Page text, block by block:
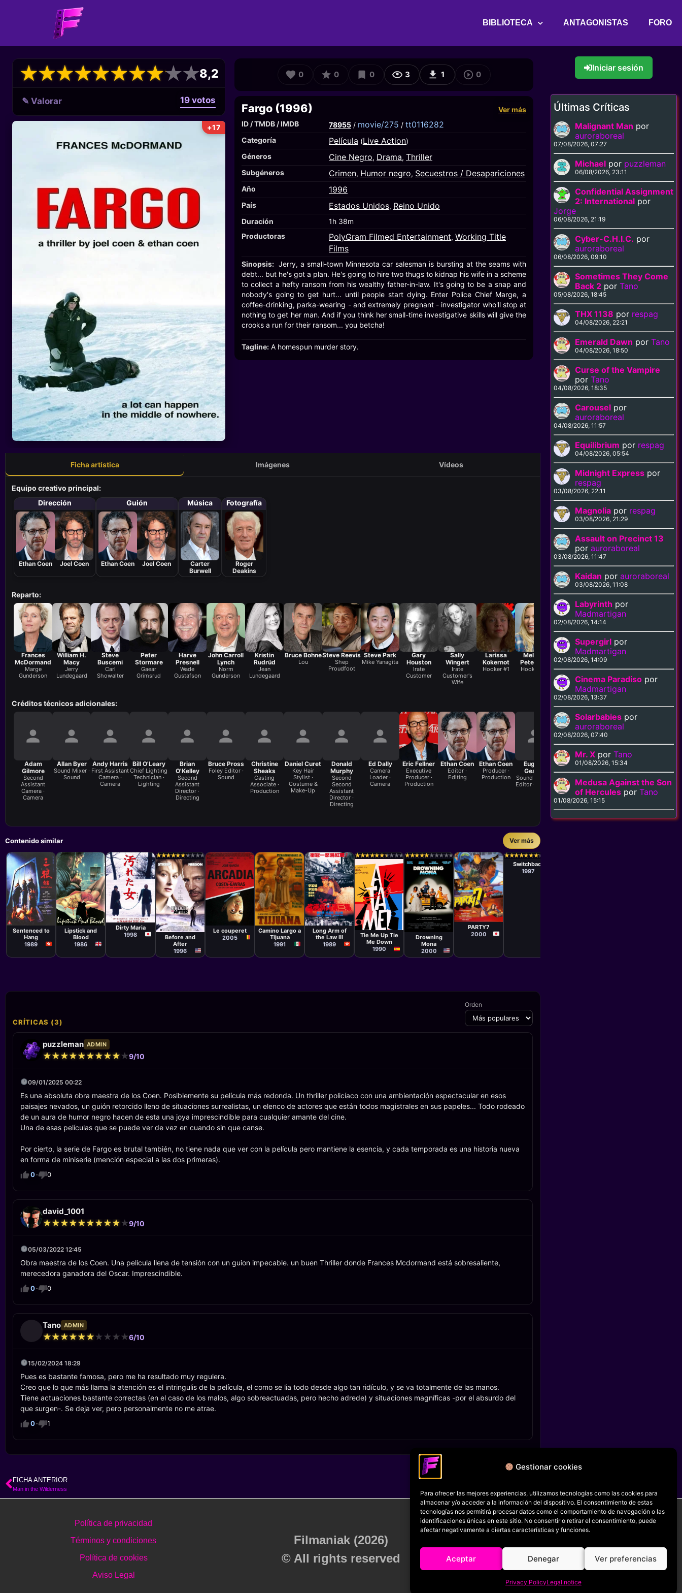
Gestionar cookies
Para ofrecer las mejores experiencias, utilizamos tecnologías como las cookies para
almacenar y/o acceder a la información del dispositivo. El consentimiento de estas
tecnologías nos permitirá procesar datos como el comportamiento de navegación o las
identificaciones únicas en este sitio. No consentir o retirar el consentimiento, puede
afectar negativamente a ciertas características y funciones.
Aceptar Denegar Ver preferencias
Privacy PolicyLegal notice
BIBLIOTECA ANTAGONISTAS FORO
★
★★
★★
★★
★★
★★
★★
★★
★★
★★
★8,2
✎ Valorar 19 votos
+17
0 0 0 3 1 0
Fargo (1996)
Ver más
ID / TMDB / IMDB
78955 / movie/275 / tt0116282
Categoría Película (Live Action)
Géneros
Cine Negro, Drama, Thriller
Subgéneros Crimen, Humor negro, Secuestros / Desapariciones
Año 1996
País Estados Unidos, Reino Unido
Duración
1h 38m
Productoras
PolyGram Filmed Entertainment, Working Title
Films
Sinopsis: Jerry, a small-town Minnesota car salesman is bursting at the seams with
debt... but he's got a plan. He's going to hire two thugs to kidnap his wife in a scheme
to collect a hefty ransom from his wealthy father-in-law. It's going to be a snap and
nobody's going to get hurt... until people start dying. Enter Police Chief Marge, a
coffee-drinking, parka-wearing - and extremely pregnant - investigator who'll stop at
nothing to get her man. And if you think her small-time investigative skills will give the
crooks a run for their ransom... you betcha!
Tagline: A homespun murder story.
Ficha artística Imágenes Vídeos
Equipo creativo principal:
Dirección
Ethan Coen Joel Coen
Guión
Ethan Coen Joel Coen
Música
Carter
Burwell
Fotografía
Roger
Deakins
Reparto:
Frances
McDormand
Marge
Gunderson
William H.
Macy
Jerry
Lundegaard
Steve
Buscemi
Carl
Showalter
Peter
Stormare
Gaear
Grimsrud
Harve
Presnell
Wade
Gustafson
John Carroll
Lynch
Norm
Gunderson
Kristin
Rudrüd
Jean
Lundegaard
Bruce Bohne
Lou
Steve Reevis
Shep
Proudfoot
Steve Park
Mike Yanagita
Gary
Houston
Irate
Customer
Sally
Wingert
Irate
Customer's
Wife
Larissa
Kokernot
Hooker #1
Melissa
Peterman
Hooker #2
Tony
Denman
Scotty
Lundegaard
Larry
Brandenburg
Stan
Grossman
Escort
Créditos técnicos adicionales:
Adam
Gilmore
Second
Assistant
Camera ·
Camera
Allan Byer
Sound Mixer ·
Sound
Andy Harris
First Assistant
Camera ·
Camera
Bill O'Leary
Chief Lighting
Technician ·
Lighting
Brian
O'Kelley
Second
Assistant
Director ·
Directing
Bruce Pross
Foley Editor ·
Sound
Christine
Sheaks
Casting
Associate ·
Production
Daniel Curet
Key Hair
Stylist ·
Costume &
Make-Up
Donald
Murphy
Second
Second
Assistant
Director ·
Directing
Ed Dally
Camera
Loader ·
Camera
Eric Fellner
Executive
Producer ·
Production
Ethan Coen
Editor ·
Editing
Ethan Coen
Producer ·
Production
Eugene
Gearty
Sound Effects
Editor · Sound
Ezra Dweck
Foley Mixer ·
Sound
Frank Kern
Foley Editor ·
Unit
Manager ·
Production
Contenido similar Ver más
Película
Taylor Wong
Tai-Loi
Sentenced to
Hang
1989
Película
Lindsay
Shonteff
Lipstick and
Blood
1986
Película
Takahisa Zeze
Dirty Maria
1998
★
★★
★★
★★
★★
★★
★★
★★
★★
★★
★
Película
Barbet
Schroeder
Before and
After
1996
Película
Costa Gavras
Le couperet
2005
Película
Luis Estrada
Camino Largo a
Tijuana
1991
Película
Michael Mak
Tong-Kit
Long Arm of
the Law III
1989
★
★★
★★
★★
★★
★★
★★
★★
★★
★★
★
Película
Pedro
Almodóvar
Tie Me Up Tie
Me Down
1990
★
★★
★★
★★
★★
★★
★★
★★
★★
★★
★
Película
Nick Gomez
Drowning
Mona
2000
Película
Katsuhito
Ishii
PARTY7
2000
★
★★
★★
★★
★★
★★
★★
★★
★
Película
Jeb Stuart
Switchback
1997
CRÍTICAS (3)
Orden
puzzleman ADMIN
★
★★
★★
★★
★★
★★
★★
★★
★★
★★
★9/10
09/01/2025 00:22
Es una absoluta obra maestra de los Coen. Posiblemente su película más redonda. Un thriller policíaco con una ambientación espectacular en esos
paisajes nevados, un guión retorcido lleno de situaciones surrealistas, un elenco de actores que están todos magistrales en sus papeles... Todo rodeado
de un aura de humor negro hacen de esta una joya imprescindible para cualquier amante del cine.
Una de esas películas que se puede ver de vez en cuando sin que canse.
Por cierto, la serie de Fargo es brutal también, no tiene nada que ver con la película pero mantiene la esencia, y cada temporada es una historia nueva
en forma de miniserie (mención especial a las dos primeras).
0· 0
david_1001
★
★★
★★
★★
★★
★★
★★
★★
★★
★★
★9/10
05/03/2022 12:45
Obra maestra de los Coen. Una película llena de tensión con un guion impecable. un buen Thriller donde Frances Mcdormand está sobresaliente,
merecedora ganadora del Oscar. Imprescindible.
0· 0
Tano ADMIN
★
★★
★★
★★
★★
★★
★★
★★
★★
★★
★6/10
15/02/2024 18:29
Pues es bastante famosa, pero me ha resultado muy regulera.
Creo que lo que más llama la atención es el intringulis de la película, el como se lia todo desde algo tan ridículo, y se va totalmente de las manos.
Tiene actuaciones bastante correctas (en el caso de los malos, algo sobreactuadas, pero hecho adrede) y situaciones magníficas -por el absurdo del
que surgen-. Se deja ver, pero personalmente no me atrae.
0· 1
FICHA ANTERIOR
Man in the Wilderness
Iniciar sesión
Últimas Críticas
Malignant Man por
auroraboreal
07/08/2026, 07:27
Michael por puzzleman
06/08/2026, 23:11
Confidential Assignment
2: International por
Jorge
06/08/2026, 21:19
Cyber-C.H.I.C. por
auroraboreal
06/08/2026, 09:10
Sometimes They Come
Back 2 porTano
05/08/2026, 18:45
THX 1138 por respag
04/08/2026, 22:21
Emerald Dawn porTano
04/08/2026, 18:50
Curse of the Vampire
porTano
04/08/2026, 18:35
Carousel por
auroraboreal
04/08/2026, 11:57
Equilibrium por respag
04/08/2026, 05:54
Midnight Express por
respag
03/08/2026, 22:11
Magnolia por respag
03/08/2026, 21:29
Assault on Precinct 13
porauroraboreal
03/08/2026, 11:47
Kaidan porauroraboreal
03/08/2026, 11:08
Labyrinth por
Madmartigan
02/08/2026, 14:14
Supergirl por
Madmartigan
02/08/2026, 14:09
Cinema Paradiso por
Madmartigan
02/08/2026, 13:37
Solarbabies por
auroraboreal
02/08/2026, 07:40
Mr. X porTano
01/08/2026, 15:34
Medusa Against the Son
of Hercules porTano
01/08/2026, 15:15
Política de privacidad
Términos y condiciones
Política de cookies
Aviso Legal
Filmaniak (2026)
© All rights reserved